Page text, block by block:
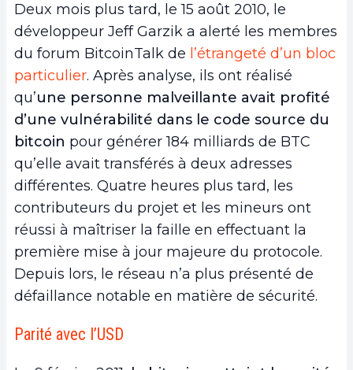
Deux mois plus tard, le 15 août 2010, le
développeur Jeff Garzik a alerté les membres
du forum BitcoinTalk de l’étrangeté d’un bloc
particulier. Après analyse, ils ont réalisé
qu’une personne malveillante avait profité
d’une vulnérabilité dans le code source du
bitcoin pour générer 184 milliards de BTC
qu’elle avait transférés à deux adresses
différentes. Quatre heures plus tard, les
contributeurs du projet et les mineurs ont
réussi à maîtriser la faille en effectuant la
première mise à jour majeure du protocole.
Depuis lors, le réseau n’a plus présenté de
défaillance notable en matière de sécurité.
Parité avec l’USD